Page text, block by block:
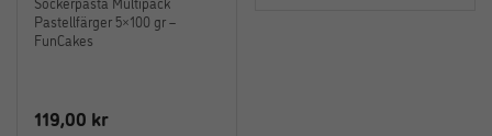
Pastellfärger 5×100 gr –
FunCakes
119,00 kr